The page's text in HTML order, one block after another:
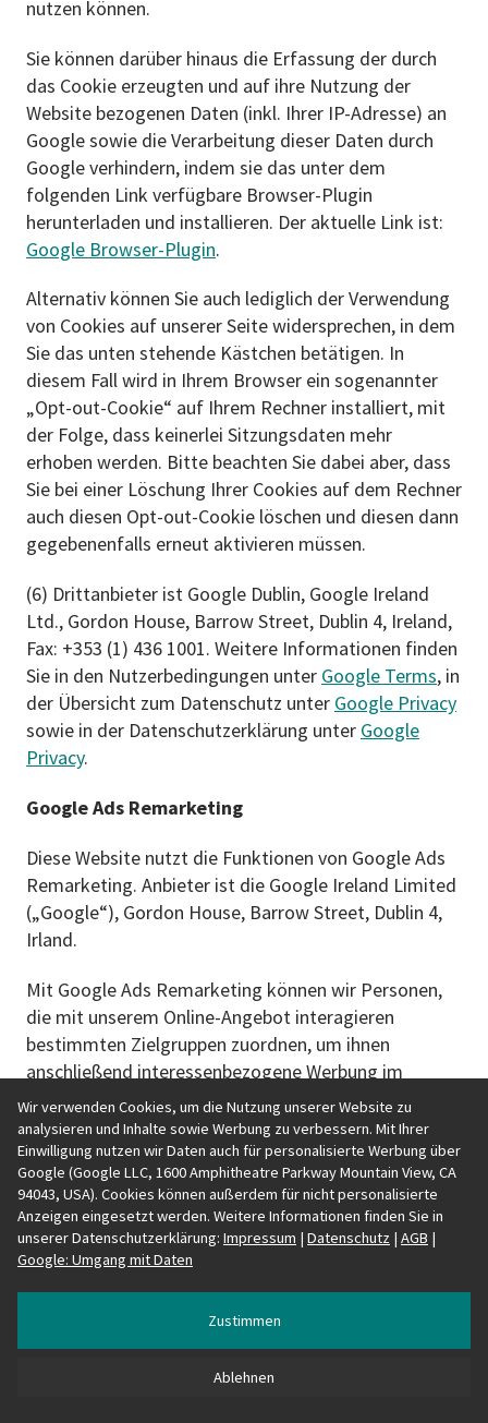
nutzen können.
Sie können darüber hinaus die Erfassung der durch
das Cookie erzeugten und auf ihre Nutzung der
Website bezogenen Daten (inkl. Ihrer IP-Adresse) an
Google sowie die Verarbeitung dieser Daten durch
Google verhindern, indem sie das unter dem
folgenden Link verfügbare Browser-Plugin
herunterladen und installieren. Der aktuelle Link ist:
Google Browser-Plugin.
Alternativ können Sie auch lediglich der Verwendung
von Cookies auf unserer Seite widersprechen, in dem
Sie das unten stehende Kästchen betätigen. In
diesem Fall wird in Ihrem Browser ein sogenannter
„Opt-out-Cookie“ auf Ihrem Rechner installiert, mit
der Folge, dass keinerlei Sitzungsdaten mehr
erhoben werden. Bitte beachten Sie dabei aber, dass
Sie bei einer Löschung Ihrer Cookies auf dem Rechner
auch diesen Opt-out-Cookie löschen und diesen dann
gegebenenfalls erneut aktivieren müssen.
(6) Drittanbieter ist Google Dublin, Google Ireland
Ltd., Gordon House, Barrow Street, Dublin 4, Ireland,
Fax: +353 (1) 436 1001. Weitere Informationen finden
Sie in den Nutzerbedingungen unter Google Terms, in
der Übersicht zum Datenschutz unter Google Privacy
sowie in der Datenschutzerklärung unter Google
Privacy.
Google Ads Remarketing
Diese Website nutzt die Funktionen von Google Ads
Remarketing. Anbieter ist die Google Ireland Limited
(„Google“), Gordon House, Barrow Street, Dublin 4,
Irland.
Mit Google Ads Remarketing können wir Personen,
die mit unserem Online-Angebot interagieren
bestimmten Zielgruppen zuordnen, um ihnen
anschließend interessenbezogene Werbung im
Google-Werbenetzwerk anzeigen zu lassen
(Remarketing bzw. Retargeting).
Des Weiteren können die mit Google Ads
Remarketing erstellten Werbe-Zielgruppen mit den
geräteübergreifenden Funktionen von Google
verknüpft werden. Auf diese Weise können
Werbebotschaften, die in Abhängigkeit Ihres früheren
B. Handy) an Sie angepasst wurden auch auf einem
Wir verwenden Cookies, um die Nutzung unserer Website zu
analysieren und Inhalte sowie Werbung zu verbessern. Mit Ihrer
Einwilligung nutzen wir Daten auch für personalisierte Werbung über
Google (Google LLC, 1600 Amphitheatre Parkway Mountain View, CA
94043, USA). Cookies können außerdem für nicht personalisierte
Anzeigen eingesetzt werden. Weitere Informationen finden Sie in
unserer Datenschutzerklärung: Impressum | Datenschutz | AGB |
Google: Umgang mit Daten
Zustimmen
Ablehnen